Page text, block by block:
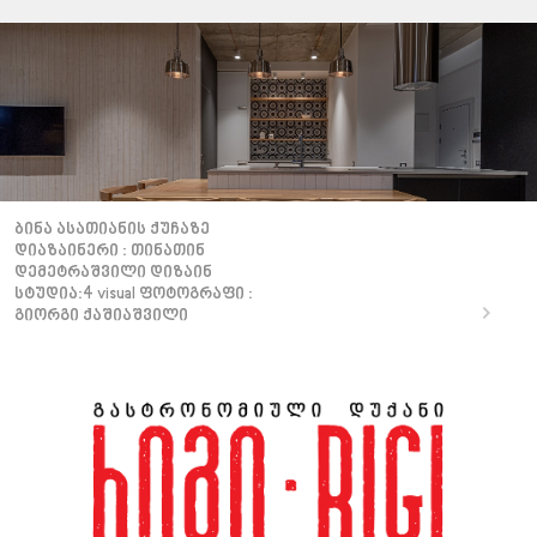
ბინა ასათიანის ქუჩაზე
დიაზაინერი : თინათინ
დემეტრაშვილი დიზაინ
სტუდია:4 visual ფოტოგრაფი :
გიორგი ქაშიაშვილი